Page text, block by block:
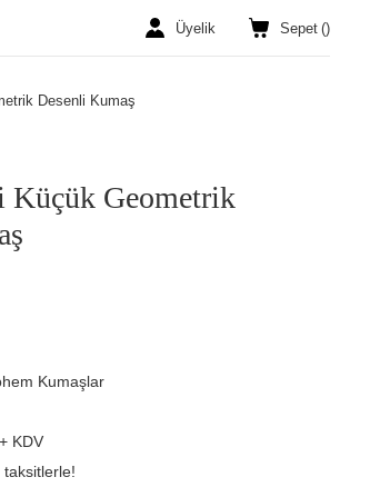
Üyelik Sepet ()
Desenli Kumaş
Geometrik
Kumaşlar
KDV